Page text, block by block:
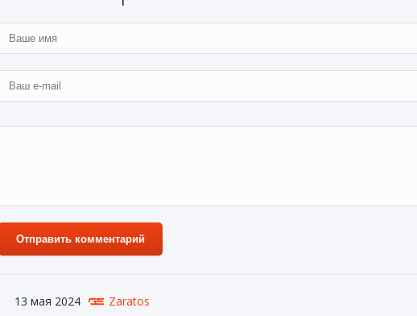
Отправить комментарий
13 мая 2024 Zaratos